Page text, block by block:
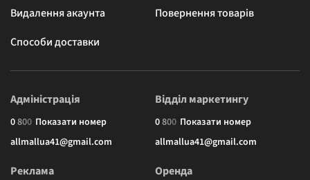
Видалення акаунта
Повернення товарів
Способи доставки
Адміністрація
0800 Показати номер
allmallua41@gmail.com
Відділ маркетингу
0800 Показати номер
allmallua41@gmail.com
Реклама Оренда